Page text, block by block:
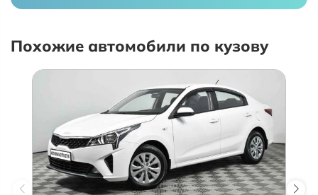
Похожие автомобили по кузову